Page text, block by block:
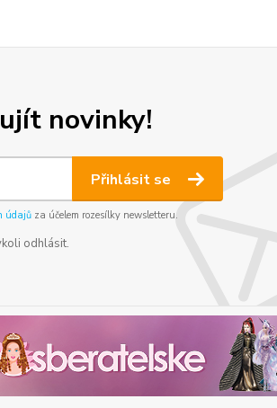
novinky!
Přihlásit se
údajůza účelem rozesílky newsletteru.
odhlásit.